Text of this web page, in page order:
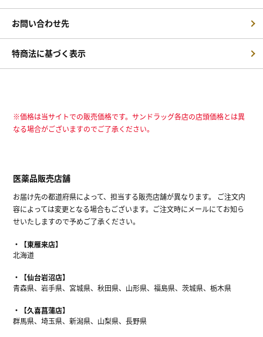
お問い合わせ先
特商法に基づく表示
※価格は当サイトでの販売価格です。サンドラッグ各店の店頭価格とは異
なる場合がございますのでご了承ください。
医薬品販売店舗
お届け先の都道府県によって、担当する販売店舗が異なります。 ご注文内
容によっては変更となる場合もございます。ご注文時にメールにてお知ら
せいたしますので予めご了承ください。
【東雁来店】
北海道
【仙台岩沼店】
青森県、岩手県、宮城県、秋田県、山形県、福島県、茨城県、栃木県
【久喜菖蒲店】
群馬県、埼玉県、新潟県、山梨県、長野県